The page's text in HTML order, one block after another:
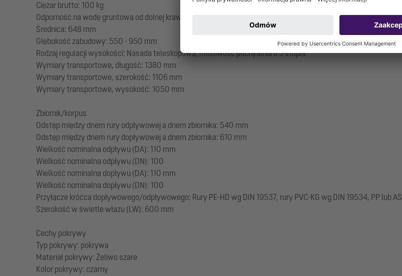
Ciężar brutto: 100 kg
Odporność na wodę gruntową od dolnej krawędzi dna: 500 mm
Średnica: 648 mm
Głębokość zabudowy: 550 - 950 mm
Rodzaj regulacji wysokości: Nasada teleskopowa, możliwość pochylenia o 5 stopni
Wymiary transportowe, długość: 1380 mm
Wymiary transportowe, szerokość: 1106 mm
Wymiary transportowe, wysokość: 1050 mm
Zbiornik/korpus
Odstęp między dnem rury odpływowej a dnem zbiornika: 540 mm
Odstęp między dnem rury dopływowej a dnem zbiornika: 610 mm
Wielkość nominalna odpływu (DA): 110 mm
Wielkość nominalna odpływu (DN): 100
Wielkość nominalna dopływu (DA): 110 mm
Wielkość nominalna dopływu (DN): 100
Przyłącze króćca dopływowego/odpływowego: Rury PE-HD wg DIN 19537, rury PVC-KG wg DIN 19534, PP lub AS
Szerokość w świetle włazu (LW): 600 mm
Cechy pokrywy
Typ pokrywy: pokrywa
Materiał pokrywy: Żeliwo szare
Kolor pokrywy: czarny